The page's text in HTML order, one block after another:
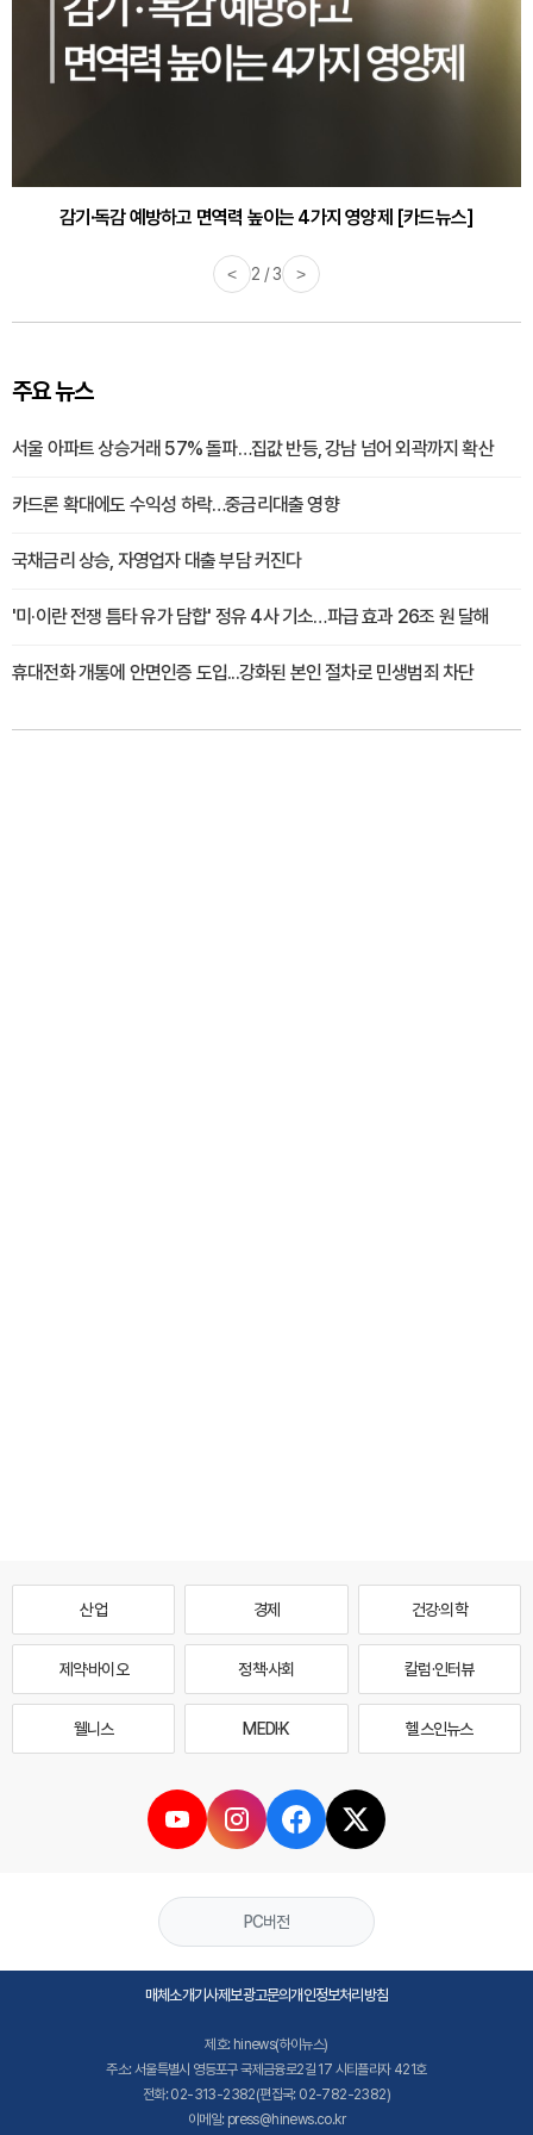
감기·독감 예방하고 면역력 높이는 4가지 영양제 [카드뉴스]
< 3 / 3 >
주요 뉴스
서울 아파트 상승거래 57% 돌파…집값 반등, 강남 넘어 외곽까지 확산
카드론 확대에도 수익성 하락…중금리대출 영향
국채금리 상승, 자영업자 대출 부담 커진다
'미·이란 전쟁 틈타 유가 담합' 정유 4사 기소…파급 효과 26조 원 달해
휴대전화 개통에 안면인증 도입...강화된 본인 절차로 민생범죄 차단
산업 경제 건강·의학
제약·바이오 정책·사회 칼럼·인터뷰
웰니스 MEDI·K 헬스인뉴스
PC버전
매체소개기사제보광고문의개인정보처리방침
제호: hinews(하이뉴스)
주소: 서울특별시 영등포구 국제금융로2길 17 시티플라자 421호
전화: 02-313-2382(편집국: 02-782-2382)
이메일: press@hinews.co.kr